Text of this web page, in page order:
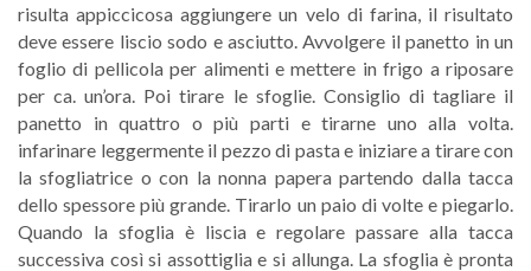
risulta appiccicosa aggiungere un velo di farina, il risultato
deve essere liscio sodo e asciutto. Avvolgere il panetto in un
foglio di pellicola per alimenti e mettere in frigo a riposare
per ca. un’ora. Poi tirare le sfoglie. Consiglio di tagliare il
panetto in quattro o più parti e tirarne uno alla volta.
infarinare leggermente il pezzo di pasta e iniziare a tirare con
la sfogliatrice o con la nonna papera partendo dalla tacca
dello spessore più grande. Tirarlo un paio di volte e piegarlo.
Quando la sfoglia è liscia e regolare passare alla tacca
successiva così si assottiglia e si allunga. La sfoglia è pronta